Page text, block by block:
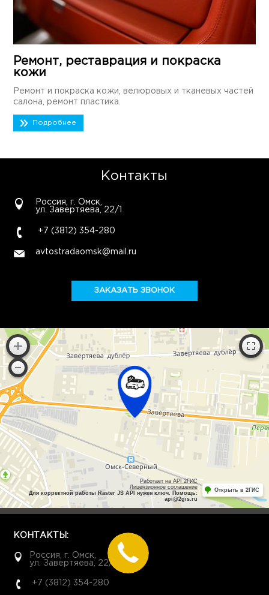
Ремонт, реставрация и покраска
кожи
Ремонт и покраска кожи, велюровых и тканевых частей
салона, ремонт пластика.
Подробнее
Контакты
Россия, г. Омск,
ул. Завертяева, 22/1
+7 (3812) 354-280
avtostradaomsk@mail.ru
ЗАКАЗАТЬ ЗВОНОК
Работает на API 2ГИС
Лицензионное соглашение
Для корректной работы Raster JS API нужен ключ. Помощь:
api@2gis.ru
Открыть в 2ГИС
КОНТАКТЫ:
Россия, г. Омск,
ул. Завертяева, 22/1
+7 (3812) 354-280